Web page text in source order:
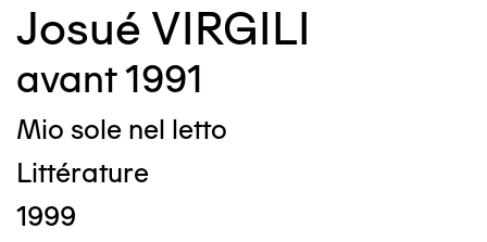
Josué VIRGILI
avant 1991
Mio sole nel letto
Littérature
1999